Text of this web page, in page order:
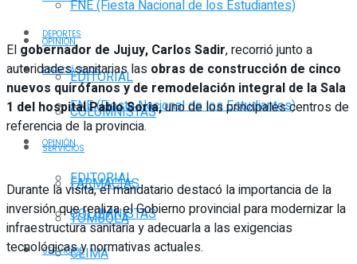
FNE (Fiesta Nacional de los Estudiantes)
OPINIÓN
EDITORIAL
COLUMNISTAS
SERVICIOS
FARMACIAS
TOMBOLA
CLIMA
DEPORTES
ESPECTÁCULOS
FNE (Fiesta Nacional de los Estudiantes)
OPINIÓN
EDITORIAL
COLUMNISTAS
SERVICIOS
El gobernador de Jujuy, Carlos Sadir, recorrió junto a
autoridades sanitarias las obras de construcción de cinco
nuevos quirófanos y de remodelación integral de la Sala
1 del hospital Pablo Soria,uno de los principales centros de
referencia de la provincia.
Durante la visita, el mandatario destacó la importancia de la
inversión que realiza el Gobierno provincial para modernizar la
infraestructura sanitaria y adecuarla a las exigencias
tecnológicas y normativas actuales.